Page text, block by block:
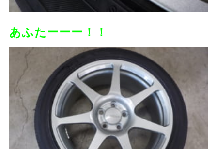
あふたーーー！！